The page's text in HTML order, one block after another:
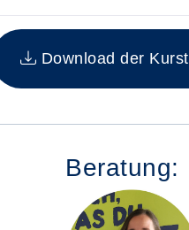
Kurs
Download der
Beratung: